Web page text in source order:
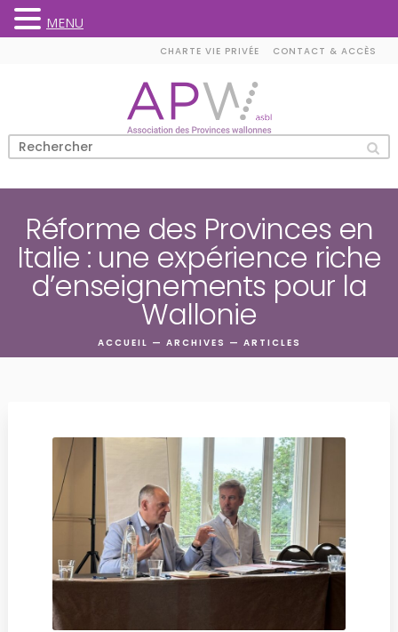
CHARTE VIE PRIVÉE CONTACT & ACCÈS
Réforme des Provinces en
Italie : une expérience riche
d’enseignements pour la
Wallonie
ACCUEIL — ARCHIVES — ARTICLES
MENU